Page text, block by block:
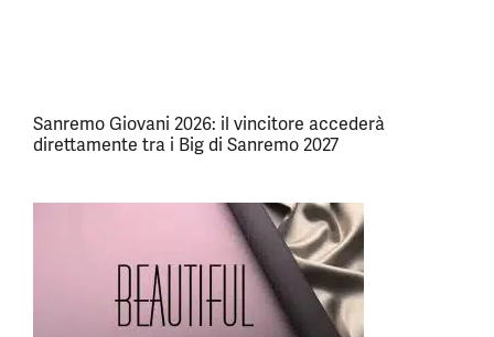
Sanremo Giovani 2026: il vincitore accederà
direttamente tra i Big di Sanremo 2027